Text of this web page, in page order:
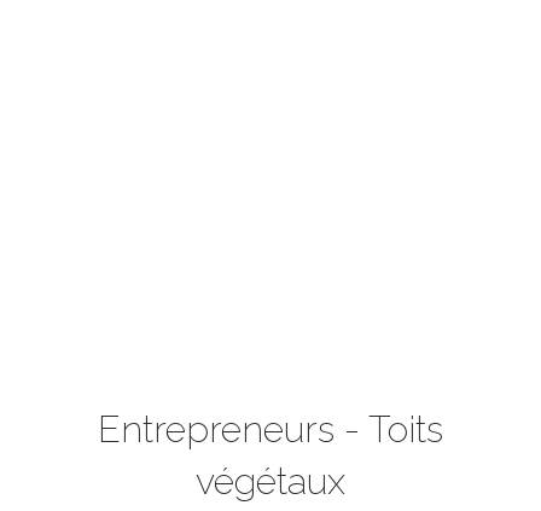
Entrepreneurs - Toits
végétaux